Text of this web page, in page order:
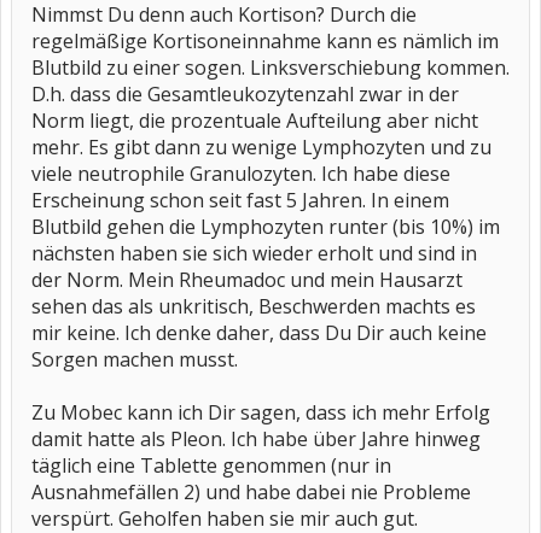
Nimmst Du denn auch Kortison? Durch die
regelmäßige Kortisoneinnahme kann es nämlich im
Blutbild zu einer sogen. Linksverschiebung kommen.
D.h. dass die Gesamtleukozytenzahl zwar in der
Norm liegt, die prozentuale Aufteilung aber nicht
mehr. Es gibt dann zu wenige Lymphozyten und zu
viele neutrophile Granulozyten. Ich habe diese
Erscheinung schon seit fast 5 Jahren. In einem
Blutbild gehen die Lymphozyten runter (bis 10%) im
nächsten haben sie sich wieder erholt und sind in
der Norm. Mein Rheumadoc und mein Hausarzt
sehen das als unkritisch, Beschwerden machts es
mir keine. Ich denke daher, dass Du Dir auch keine
Sorgen machen musst.
Zu Mobec kann ich Dir sagen, dass ich mehr Erfolg
damit hatte als Pleon. Ich habe über Jahre hinweg
täglich eine Tablette genommen (nur in
Ausnahmefällen 2) und habe dabei nie Probleme
verspürt. Geholfen haben sie mir auch gut.